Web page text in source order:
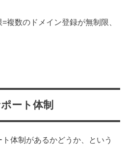
複数のドメイン登録が無制限、
ート体制
体制があるかどうか、という